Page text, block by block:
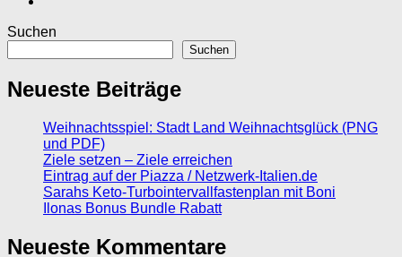
Suchen
Suchen
Neueste Beiträge
Weihnachtsspiel: Stadt Land Weihnachtsglück (PNG
und PDF)
Ziele setzen – Ziele erreichen
Eintrag auf der Piazza / Netzwerk-Italien.de
Sarahs Keto-Turbointervallfastenplan mit Boni
Ilonas Bonus Bundle Rabatt
Neueste Kommentare